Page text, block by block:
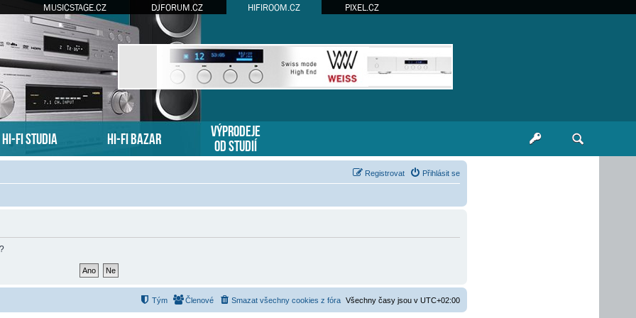
MUSICSTAGE.CZ DJFORUM.CZ HIFIROOM.CZ PIXEL.CZ
HI-FI STUDIA HI-FI BAZAR
VÝPRODEJE
OD STUDIÍ
Přihlásit se
Registrovat
Všechny časy jsou v UTC+02:00
Smazat všechny cookies z fóra
Členové
Tým